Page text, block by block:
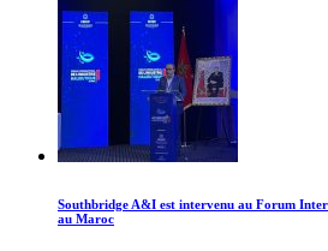
Southbridge A&I est intervenu au Forum
au Maroc